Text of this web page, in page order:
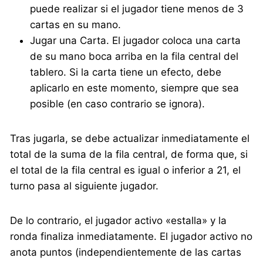
puede realizar si el jugador tiene menos de 3
cartas en su mano.
Jugar una Carta. El jugador coloca una carta
de su mano boca arriba en la fila central del
tablero. Si la carta tiene un efecto, debe
aplicarlo en este momento, siempre que sea
posible (en caso contrario se ignora).
Tras jugarla, se debe actualizar inmediatamente el
total de la suma de la fila central, de forma que, si
el total de la fila central es igual o inferior a 21, el
turno pasa al siguiente jugador.
De lo contrario, el jugador activo «estalla» y la
ronda finaliza inmediatamente. El jugador activo no
anota puntos (independientemente de las cartas